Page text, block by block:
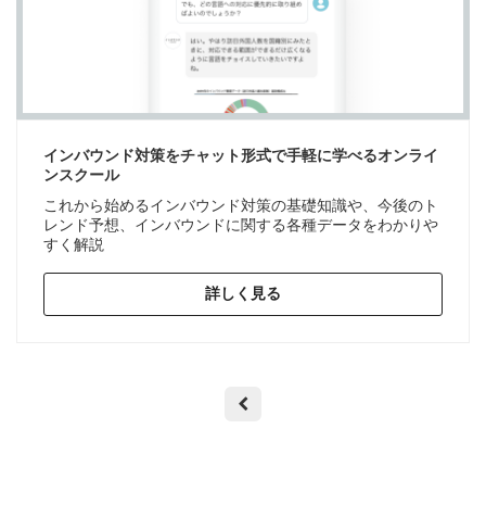
インバウンド対策をチャット形式で手軽に学べるオンライ
ンスクール
これから始めるインバウンド対策の基礎知識や、今後のト
レンド予想、インバウンドに関する各種データをわかりや
すく解説
詳しく見る